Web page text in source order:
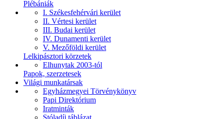
Plébániák
I. Székesfehérvári kerület
II. Vértesi kerület
III. Budai kerület
IV. Dunamenti kerület
V. Mezőföldi kerület
Lelkipásztori körzetek
Elhunytak 2003-tól
Papok, szerzetesek
Világi munkatársak
Egyházmegyei Törvénykönyv
Papi Direktórium
Iratminták
Stóladíj táblázat